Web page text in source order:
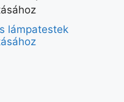
lámpatestek